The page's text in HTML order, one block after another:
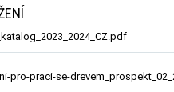
pro-praci-se-